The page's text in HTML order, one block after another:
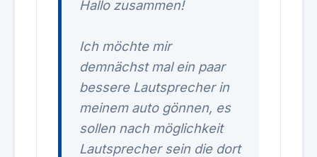
Hallo zusammen!
Ich möchte mir
demnächst mal ein paar
bessere Lautsprecher in
meinem auto gönnen, es
sollen nach möglichkeit
Lautsprecher sein die dort